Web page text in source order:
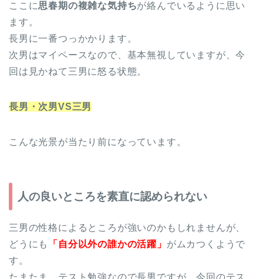
ここに思春期の複雑な気持ちが絡んでいるように思い
ます。
長男に一番つっかかります。
次男はマイペースなので、基本無視していますが、今
回は見かねて三男に怒る状態。
長男・次男VS三男
こんな光景が当たり前になっています。
人の良いところを素直に認められない
三男の性格によるところが強いのかもしれませんが、
どうにも
「自分以外の誰かの活躍」 がムカつくようで
す。
たまたま、テスト勉強なので長男ですが、今回のテス